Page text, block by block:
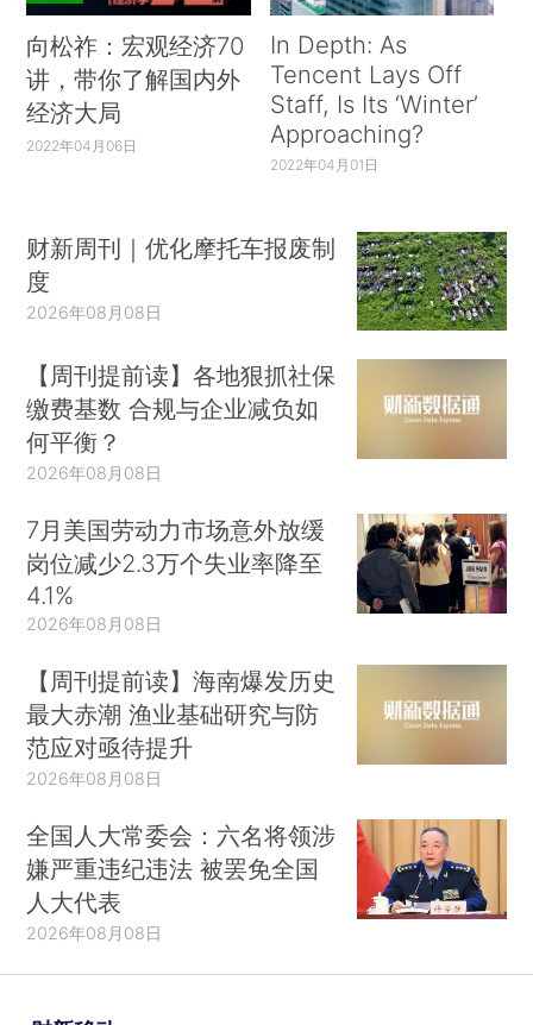
向松祚：宏观经济70
讲，带你了解国内外
经济大局
2022年04月06日
In Depth: As
Tencent Lays Off
Staff, Is Its ‘Winter’
Approaching?
2022年04月01日
财新周刊｜优化摩托车报废制
度
2026年08月08日
【周刊提前读】各地狠抓社保
缴费基数 合规与企业减负如
何平衡？
2026年08月08日
7月美国劳动力市场意外放缓
岗位减少2.3万个失业率降至
4.1%
2026年08月08日
【周刊提前读】海南爆发历史
最大赤潮 渔业基础研究与防
范应对亟待提升
2026年08月08日
全国人大常委会：六名将领涉
嫌严重违纪违法 被罢免全国
人大代表
2026年08月08日